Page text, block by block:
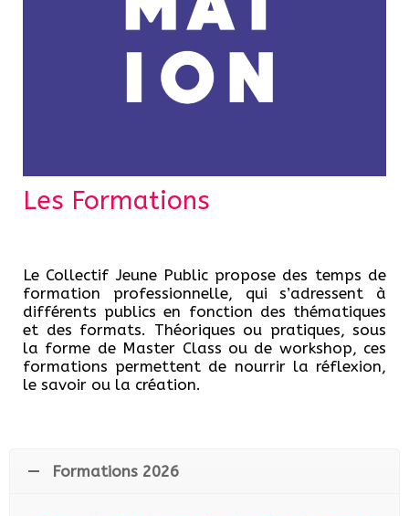
Les Formations
Le Collectif Jeune Public propose des temps de
formation professionnelle, qui s’adressent à
différents publics en fonction des thématiques
et des formats. Théoriques ou pratiques, sous
la forme de Master Class ou de workshop, ces
formations permettent de nourrir la réflexion,
le savoir ou la création.
Formations 2026